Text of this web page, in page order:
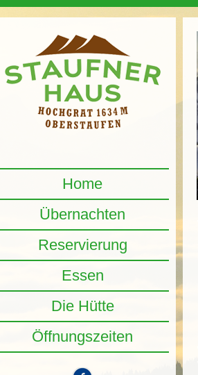
Home
Übernachten
Reservierung
Essen
Die Hütte
Öffnungszeiten